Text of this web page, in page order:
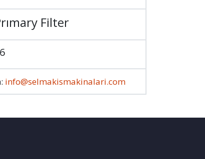
Filter
info@selmakismakinalari.com